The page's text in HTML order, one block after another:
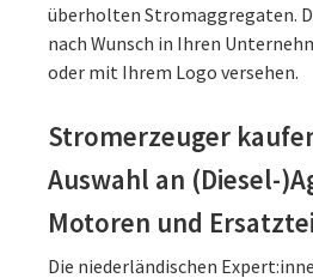
überholten Stromaggregaten.
nach Wunsch in Ihren
oder mit Ihrem Logo versehen.
Stromerzeuger
Auswahl an (Diesel-
Motoren und
Die niederländischen